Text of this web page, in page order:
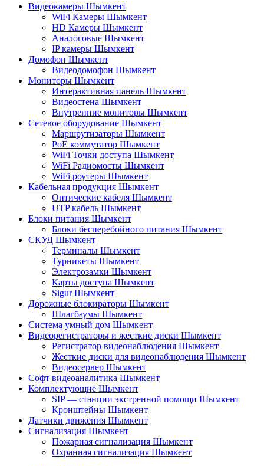
Видеокамеры Шымкент
WiFi Камеры Шымкент
HD Камеры Шымкент
Аналоговые Шымкент
IP камеры Шымкент
Домофон Шымкент
Видеодомофон Шымкент
Мониторы Шымкент
Интерактивная панель Шымкент
Видеостена Шымкент
Внутренние мониторы Шымкент
Сетевое оборудование Шымкент
Маршрутизаторы Шымкент
PoE коммутатор Шымкент
WiFi Точки доступа Шымкент
WiFi Радиомосты Шымкент
WiFi роутеры Шымкент
Кабельная продукция Шымкент
Оптические кабеля Шымкент
UTP кабель Шымкент
Блоки питания Шымкент
Блоки бесперебойного питания Шымкент
СКУД Шымкент
Терминалы Шымкент
Турникеты Шымкент
Электрозамки Шымкент
Карты доступа Шымкент
Sigur Шымкент
Дорожные блокираторы Шымкент
Шлагбаумы Шымкент
Система умный дом Шымкент
Видеорегистраторы и жесткие диски Шымкент
Регистратор видеонаблюдения Шымкент
Жесткие диски для видеонаблюдения Шымкент
Видеосервер Шымкент
Софт видеоаналитика Шымкент
Комплектующие Шымкент
SIP — станции экстренной помощи Шымкент
Кронштейны Шымкент
Датчики движения Шымкент
Сигнализация Шымкент
Пожарная сигнализация Шымкент
Охранная сигнализация Шымкент